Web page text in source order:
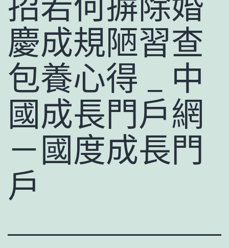
慶成規陋習查
包養心得 _ 中
國成長門戶網
－國度成長門
戶